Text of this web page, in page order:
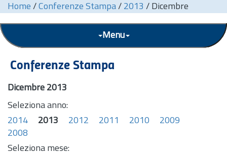
Home / Conferenze Stampa / 2013 / Dicembre
Menu
Conferenze Stampa
Dicembre 2013
Seleziona anno:
2014
2013 2012 2011 2010
2009
2008
Seleziona mese: